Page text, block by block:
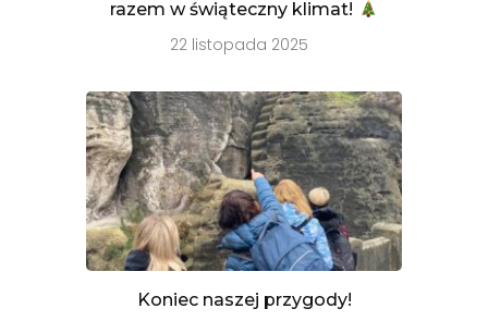
razem w świąteczny klimat!
22 listopada 2025
Koniec naszej przygody!